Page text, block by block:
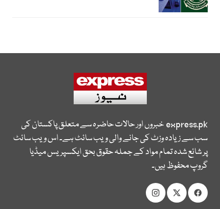
express.pkخبروں اور حالات حاضرہ سے متعلق پاکستان کی
سب سے زیادہ وزٹ کی جانے والی ویب سائٹ ہے۔ اس ویب سائٹ
پر شائع شدہ تمام مواد کے جملہ حقوق بحق ایکسپریس میڈیا
گروپ محفوظ ہیں۔